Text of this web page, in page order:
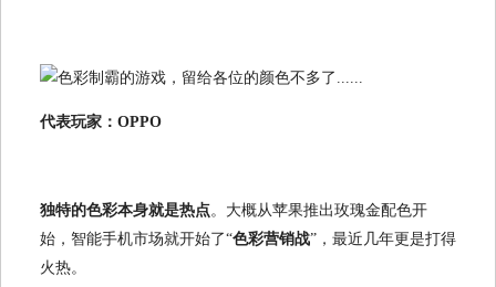
代表玩家：OPPO
独特的色彩本身就是热点。大概从苹果推出玫瑰金配色开
始，智能手机市场就开始了“色彩营销战”，最近几年更是打得
火热。